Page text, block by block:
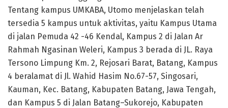
Tentang kampus UMKABA, Utomo menjelaskan telah
tersedia 5 kampus untuk aktivitas, yaitu Kampus Utama
di jalan Pemuda 42 -46 Kendal, Kampus 2 di Jalan Ar
Rahmah Ngasinan Weleri, Kampus 3 berada di JL. Raya
Tersono Limpung Km. 2, Rejosari Barat, Batang, Kampus
4 beralamat di Jl. Wahid Hasim No.67-57, Singosari,
Kauman, Kec. Batang, Kabupaten Batang, Jawa Tengah,
dan Kampus 5 di Jalan Batang–Sukorejo, Kabupaten